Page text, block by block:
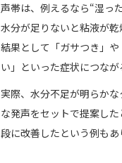
声帯は、例えるなら“湿っ
水分が足りないと粘液が乾
結果として「ガサつき」
い」といった症状につなが
実際、水分不足が明らか
な発声をセットで提案し
段に改善したという例もあ